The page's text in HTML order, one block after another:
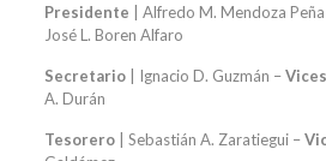
Presidente | Alfredo M. Mendoza
José L. Boren Alfaro
Secretario | Ignacio D. Guzmán –
A. Durán
Tesorero | Sebastián A. Zaratiegui –